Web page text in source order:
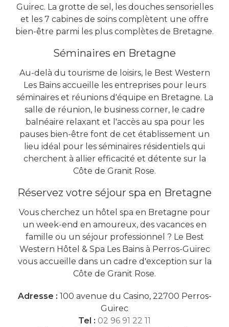
Guirec. La grotte de sel, les douches sensorielles
et les 7 cabines de soins complètent une offre
bien-être parmi les plus complètes de Bretagne.
Séminaires en Bretagne
Au-delà du tourisme de loisirs, le Best Western
Les Bains accueille les entreprises pour leurs
séminaires et réunions d'équipe en Bretagne. La
salle de réunion, le business corner, le cadre
balnéaire relaxant et l'accès au spa pour les
pauses bien-être font de cet établissement un
lieu idéal pour les séminaires résidentiels qui
cherchent à allier efficacité et détente sur la
Côte de Granit Rose.
Réservez votre séjour spa en Bretagne
Vous cherchez un hôtel spa en Bretagne pour
un week-end en amoureux, des vacances en
famille ou un séjour professionnel ? Le Best
Western Hôtel & Spa Les Bains à Perros-Guirec
vous accueille dans un cadre d'exception sur la
Côte de Granit Rose.
Adresse : 100 avenue du Casino, 22700 Perros-
Guirec
Tel : 02 96 91 22 11